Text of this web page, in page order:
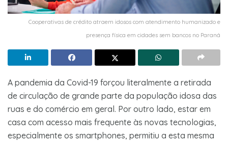
Cooperativas de crédito atraem idosos com atendimento humanizado e
presença física em cidades sem bancos no Paraná
A pandemia da Covid-19 forçou literalmente a retirada
de circulação de grande parte da população idosa das
ruas e do comércio em geral. Por outro lado, estar em
casa com acesso mais frequente às novas tecnologias,
especialmente os smartphones, permitiu a esta mesma